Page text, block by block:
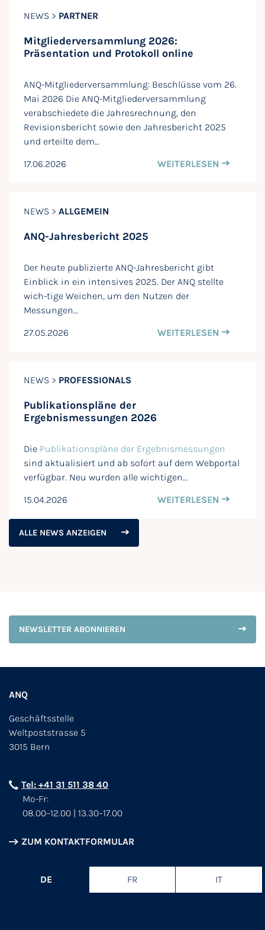
NEWS > PARTNER
Mitgliederversammlung 2026:
Präsentation und Protokoll online
ANQ-Mitgliederversammlung: Beschlüsse vom 26.
Mai 2026 Die ANQ-Mitgliederversammlung
verabschiedete die Jahresrechnung, den
Revisionsbericht sowie den Jahresbericht 2025
und erteilte dem…
17.06.2026
WEITERLESEN
NEWS > ALLGEMEIN
ANQ-Jahresbericht 2025
Der heute publizierte ANQ-Jahresbericht gibt
Einblick in ein intensives 2025. Der ANQ stellte
wich-tige Weichen, um den Nutzen der
Messungen…
27.05.2026
WEITERLESEN
NEWS > PROFESSIONALS
Publikationspläne der
Ergebnismessungen 2026
Die Publikationspläne der Ergebnismessungen
sind aktualisiert und ab sofort auf dem Webportal
verfügbar. Neu wurden alle wichtigen…
15.04.2026
WEITERLESEN
ALLE NEWS ANZEIGEN
NEWSLETTER ABONNIEREN
ANQ
Geschäftsstelle
Weltpoststrasse 5
3015 Bern
Tel: +41 31 511 38 40
Mo-Fr:
08.00–12.00 | 13.30–17.00
ZUM KONTAKTFORMULAR
DE FR IT